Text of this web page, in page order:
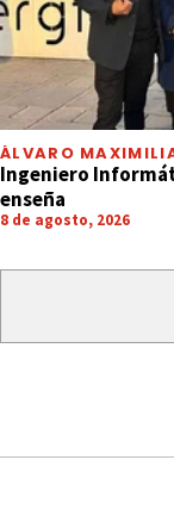
ÁLVARO
Ingeniero
enseña
8 de agosto, 2026